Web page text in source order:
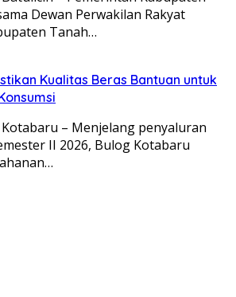
Dewan Perwakilan Rakyat
Tanah…
Kualitas Beras Bantuan untuk
– Menjelang penyaluran
II 2026, Bulog Kotabaru